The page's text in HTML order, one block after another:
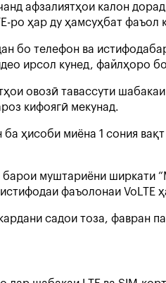
афзалиятҳои калон
ро ҳар ду ҳамсуҳбат фаъол
бо телефон ва
ирсол кунед, файлҳоро
овозӣ тавассути
кифоягӣ мекунад.
ҳисоби миёна 1 сония
муштариёни
фаъолонаи VoLTE
садои тоза, фавран